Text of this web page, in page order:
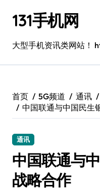
131手机网
大型手机资讯类网站！
首页 5G频道 通讯
中国联通与中国民生
通讯
中国联通与
战略合作